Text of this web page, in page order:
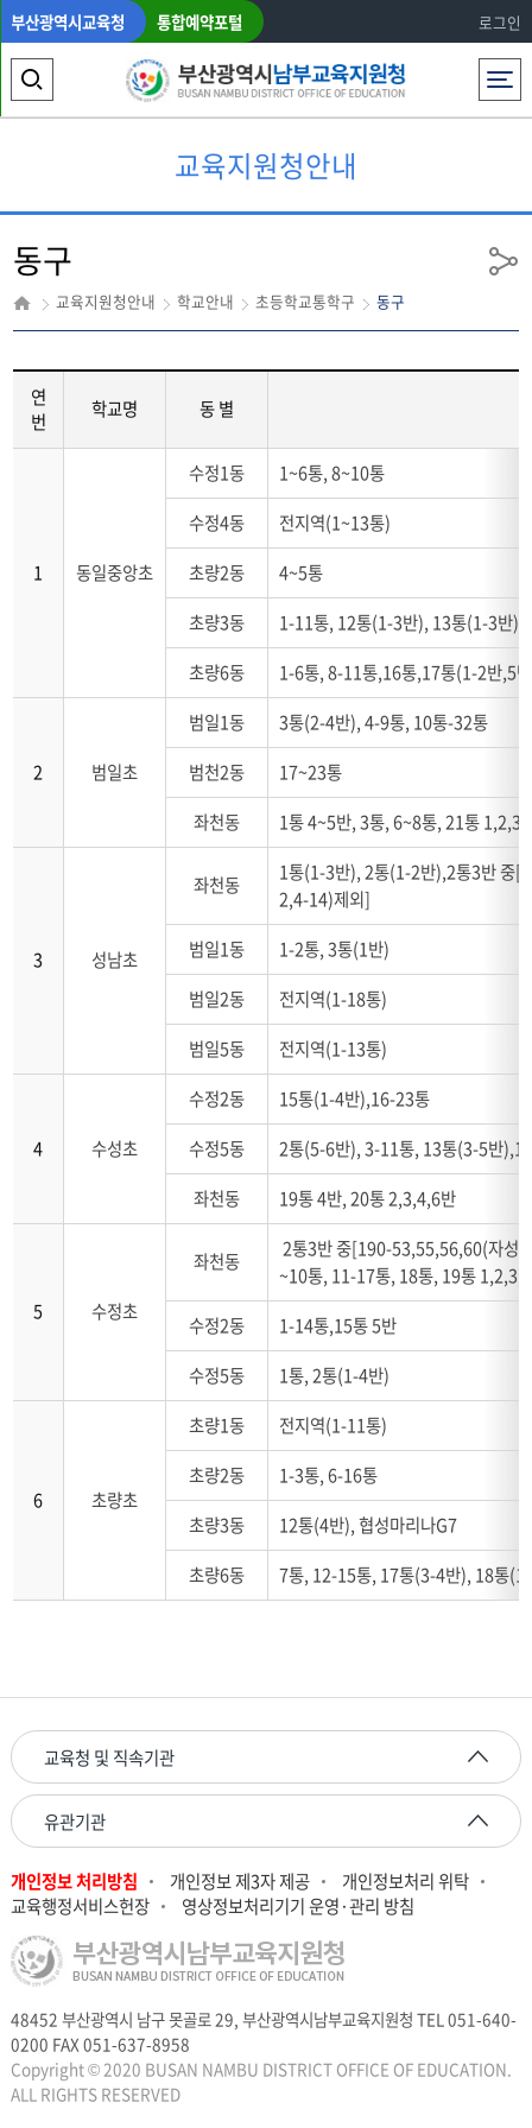
부산광역시교육청 통합예약포털 로그인
전체메뉴
색
역
열
기
교육지원청안내
동구
교육지원청안내 학교안내 초등학교통학구 동구
공
는
연
번
학교명 동 별
1 동일중앙초
수정1동
1~6통, 8~10통
수정4동
전지역(1~13통)
초량2동
4~5통
초량3동
1-11통, 12통(1-3반), 13통(1-3반
초량6동
1-6통, 8-11통,16통,17통(1-2반,5
2 범일초
범일1동
3통(2-4반), 4-9통, 10통-32통
범천2동
17~23통
좌천동
1통 4~5반, 3통, 6~8통, 21통
3 성남초
좌천동
1통(1-3반), 2통(1-2반),2통3반 중
2,4-14)제외]
범일1동
1-2통, 3통(1반)
범일2동
전지역(1-18통)
범일5동
전지역(1-13통)
4 수성초
수정2동
15통(1-4반),16-23통
수정5동
2통(5-6반), 3-11통, 13통(3-5반
좌천동
19통 4반, 20통 2,3,4,6반
5 수정초
좌천동
2통3반 중[190-53,55,56,60(자성
~10통, 11-17통, 18통, 19통
수정2동
1-14통,15통 5반
수정5동
1통, 2통(1-4반)
6 초량초
초량1동
전지역(1-11통)
초량2동
1-3통, 6-16통
초량3동
12통(4반), 협성마리나G7
초량6동
7통, 12-15통, 17통(3-4반), 18통
교육청 및 직속기관
유관기관
개인정보 처리방침 개인정보 제3자 제공
개인정보처리 위탁
교육행정서비스헌장
영상정보처리기기 운영·관리 방침
48452 부산광역시 남구 못골로 29, 부산광역시남부교육지원청 TEL 051-640-
0200 FAX 051-637-8958
Copyright © 2020 BUSAN NAMBU DISTRICT OFFICE OF EDUCATION.
ALL RIGHTS RESERVED